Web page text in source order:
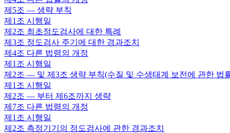
제5조 — 생략 부칙
제1조 시행일
제2조 최초정도검사에 대한 특례
제3조 정도검사 주기에 대한 경과조치
제4조 다른 법령의 개정
제1조 시행일
제2조 — 및 제3조 생략 부칙(수질 및 수생태계 보전에 관한 법
제1조 시행일
제2조 — 부터 제6조까지 생략
제7조 다른 법령의 개정
제1조 시행일
제2조 측정기기의 정도검사에 관한 경과조치